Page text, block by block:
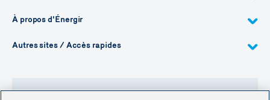
À propos d'Énergir
Autres sites / Accès rapides